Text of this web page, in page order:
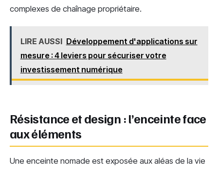
complexes de chaînage propriétaire.
LIRE AUSSI Développement d'applications sur
mesure : 4 leviers pour sécuriser votre
investissement numérique
Résistance et design : l’enceinte face
aux éléments
Une enceinte nomade est exposée aux aléas de la vie